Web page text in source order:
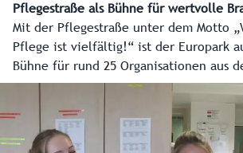
Pflegestraße als Bühne für wertvolle
Mit der Pflegestraße unter dem Motto
Pflege ist vielfältig!“ ist der Europark
Bühne für rund 25 Organisationen aus
Krankenpflege. Sie zeigen nicht nur,
Mitarbeiterinnen und Mitarbeiter
leisten, sondern auch, wie man selber
dieser spannenden und wichtigen